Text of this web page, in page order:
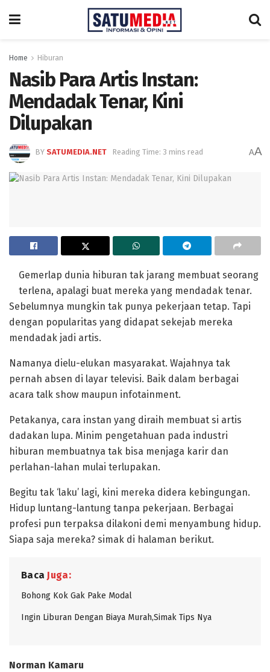
Home Hiburan
Nasib Para Artis Instan:
Mendadak Tenar, Kini
Dilupakan
BY SATUMEDIA.NET Reading Time: 3 mins read AA
Gemerlap dunia hiburan tak jarang membuat seorang
terlena, apalagi buat mereka yang mendadak tenar.
Sebelumnya mungkin tak punya pekerjaan tetap. Tapi
dengan popularitas yang didapat sekejab mereka
mendadak jadi artis.
Namanya dielu-elukan masyarakat. Wajahnya tak
pernah absen di layar televisi. Baik dalam berbagai
acara talk show maupun infotainment.
Petakanya, cara instan yang diraih membuat si artis
dadakan lupa. Minim pengetahuan pada industri
hiburan membuatnya tak bisa menjaga karir dan
perlahan-lahan mulai terlupakan.
Begitu tak ‘laku’ lagi, kini mereka didera kebingungan.
Hidup luntang-lantung tanpa pekerjaan. Berbagai
profesi pun terpaksa dilakoni demi menyambung hidup.
Siapa saja mereka? simak di halaman berikut.
Baca Juga:
Bohong Kok Gak Pake Modal
Ingin Liburan Dengan Biaya Murah,Simak Tips Nya
Norman Kamaru